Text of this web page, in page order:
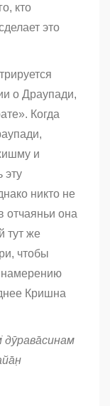
кто
это
о Драупади,
Когда
и
эту
никто не
она
тут же
чтобы
намерению
Кришна